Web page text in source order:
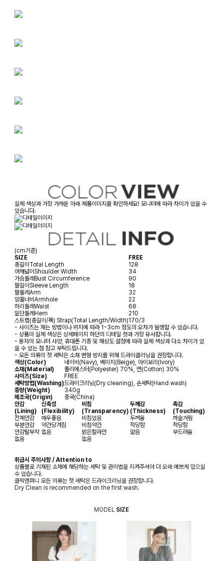
실제 색상과 가장 가까운 아래 제품이미지를 확인하세요! 모니터에 따라 차이가 있을 수
있습니다.
(cm기준)
SIZE
FREE
총길이Total Length
128
어깨넓이Shoulder Width
34
가슴둘레Bust Circumference
90
팔길이Sleeve Length
18
팔둘레Arm
32
암홀너비Armhole
22
허리둘레Waist
68
밑단둘레Hem
210
스트랩(총길이/폭) Strap(Total Length/Width)170/3
- 사이즈는 재는 방법이나 위치에 따라 1~3cm 정도의 오차가 발생할 수 있습니다.
- 상품의 실제 색상은 상세페이지 하단의 디테일 컷과 가장 유사합니다.
- 용자의 모니터 사양, 휴대폰 기종 및 해상도 설정에 따라 실제 색상과 다소 차이가 있
을 수 있는 점 참고 부탁드립니다.
- 모든 의류의 첫 세탁은 소재 변형 방지를 위해 드라이클리닝을 권장합니다.
색상(Color)
네이비(Navy), 베이지(Beige), 아이보리(Ivory)
소재(Material)
폴리에스터(Polyester) 70%, 면(Cotton) 30%
사이즈(Size)
FREE
세탁방법(Washing)드라이크리닝(Dry cleaning), 손세탁(Hand wash)
중량(Weight)
340g
제조국(Origin)
중국(China)
안감
(Lining)
신축성
(Flexibility)
비침
(Transparency)
두께감
(Thickness)
촉감
(Touching)
전체안감
매우좋음 비침있음 두꺼움
까슬거림
부분안감
약간당겨짐 비침약간 적당함
적당함
안감탈부착 없음 밝은칼라만 얇음
부드러움
없음
없음
취급시 주의사항 / Attention to
상품별로 기재된 소재에 해당하는 세탁 및 관리법을 지켜주셔야 더 오래 예쁘게 입으실
수 있습니다.
클릭앤퍼니 모든 의류는 첫 세탁은 드라이크리닝을 권장합니다.
Dry Clean is recommended on the first wash.
MODEL SIZE